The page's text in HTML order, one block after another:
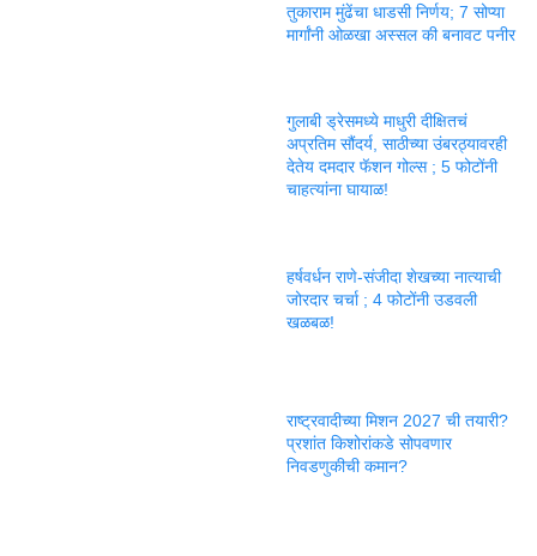
तुकाराम मुंढेंचा धाडसी निर्णय; 7 सोप्या
मार्गांनी ओळखा अस्सल की बनावट पनीर
गुलाबी ड्रेसमध्ये माधुरी दीक्षितचं
अप्रतिम सौंदर्य, साठीच्या उंबरठ्यावरही
देतेय दमदार फॅशन गोल्स ; 5 फोटोंनी
चाहत्यांना घायाळ!
हर्षवर्धन राणे-संजीदा शेखच्या नात्याची
जोरदार चर्चा ; 4 फोटोंनी उडवली
खळबळ!
राष्ट्रवादीच्या मिशन 2027 ची तयारी?
प्रशांत किशोरांकडे सोपवणार
निवडणुकीची कमान?